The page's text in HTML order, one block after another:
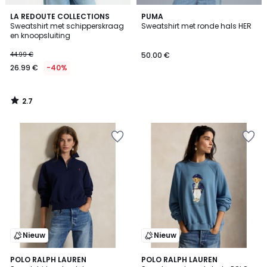
LA REDOUTE COLLECTIONS
Sweatshirt met schipperskraag
en knoopsluiting
44.99 €
26.99 € -40%
2.7
/ 5
2.7
/
PUMA
Sweatshirt met ronde hals HER
50.00 €
Nieuw
POLO RALPH LAUREN
Nieuw
POLO RALPH LAUREN
5